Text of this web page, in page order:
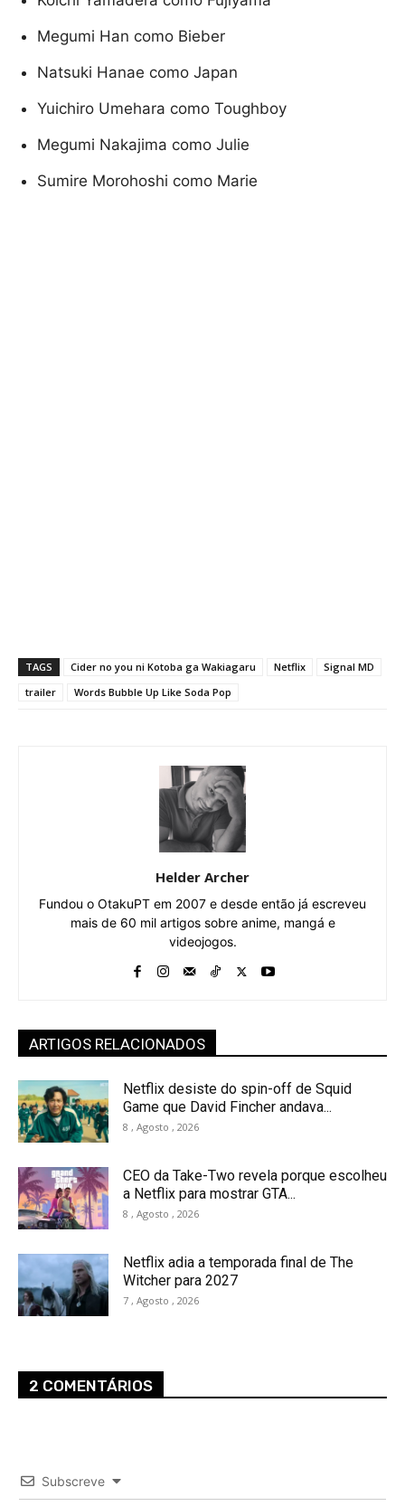
Megumi Han como Bieber
Natsuki Hanae como Japan
Yuichiro Umehara como Toughboy
Megumi Nakajima como Julie
Sumire Morohoshi como Marie
TAGS Cider no you ni Kotoba ga Wakiagaru Netflix
Signal MD
trailer
Words Bubble Up Like Soda Pop
Helder Archer
Fundou o OtakuPT em 2007 e desde então já escreveu
mais de 60 mil artigos sobre anime, mangá e
videojogos.
ARTIGOS RELACIONADOS
Netflix desiste do spin-off de Squid
Game que David Fincher andava...
8 , Agosto , 2026
CEO da Take-Two revela porque escolheu
a Netflix para mostrar GTA...
8 , Agosto , 2026
Netflix adia a temporada final de The
Witcher para 2027
7 , Agosto , 2026
2 COMENTÁRIOS
Subscreve